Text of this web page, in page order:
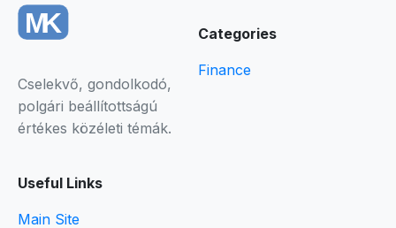
Cselekvő, gondolkodó,
polgári beállítottságú
értékes közéleti témák.
Categories
Finance
Useful Links
Main Site